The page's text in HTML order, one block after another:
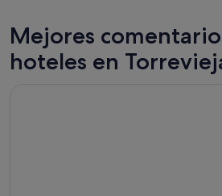
Mejores
hoteles en